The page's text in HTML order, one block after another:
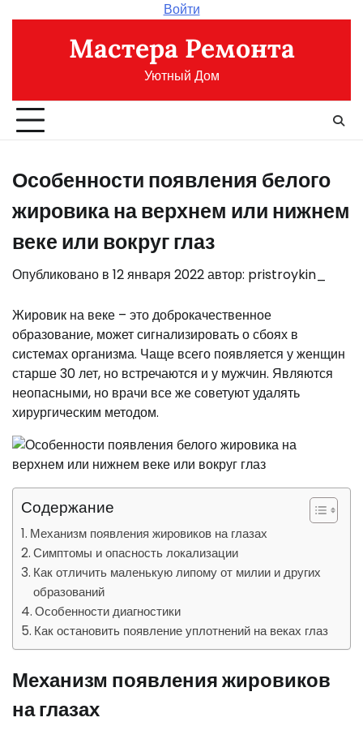
содержимому
Войти
Мастера Ремонта
Уютный Дом
Особенности появления белого
жировика на верхнем или нижнем
веке или вокруг глаз
Опубликовано в 12 января 2022автор: pristroykin_
Жировик на веке – это доброкачественное
образование, может сигнализировать о сбоях в
системах организма. Чаще всего появляется у женщин
старше 30 лет, но встречаются и у мужчин. Являются
неопасными, но врачи все же советуют удалять
хирургическим методом.
Содержание
Механизм появления жировиков на глазах
Симптомы и опасность локализации
Как отличить маленькую липому от милии и других
образований
Особенности диагностики
Как остановить появление уплотнений на веках глаз
Механизм появления жировиков
на глазах